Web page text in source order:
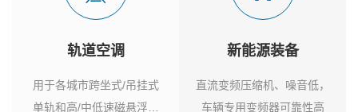
轨道空调
用于各城市跨坐式/吊挂式
单轨和高/中低速磁悬浮列
新能源装备
直流变频压缩机、噪音低，
车辆专用变频器可靠性高